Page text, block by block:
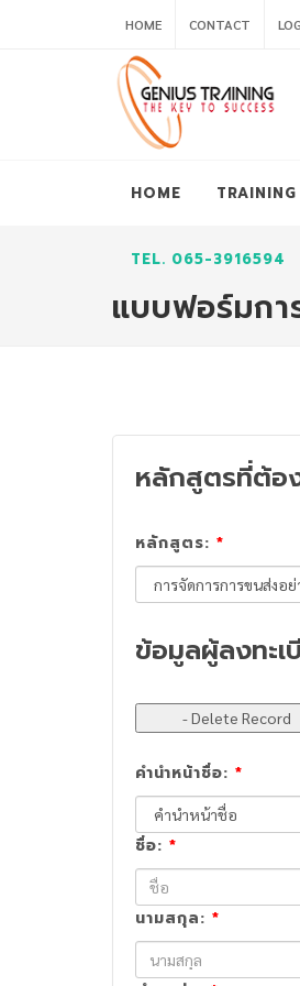
HOME CONTACT
HOME
TEL. 065-3916594
แบบฟอร์มกา
หลักสูตรที่ต้อ
หลักสูตร: *
ข้อมูลผู้ลงทะเ
คำนำหน้าชื่อ: *
ชื่อ: *
นามสกุล: *